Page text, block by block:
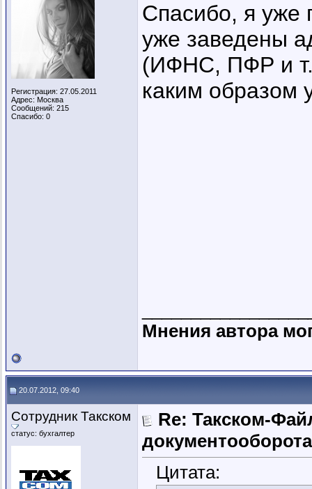
Регистрация: 27.05.2011
Адрес: Москва
Сообщений: 215
Спасибо: 0
Спасибо, я уже
уже заведены
(ИФНС, ПФР и
каким образом
Мнения автора
20.07.2012, 09:40
Сотрудник Такском
статус: бухгалтер
Re: Такском-
документооборота
Цитата: